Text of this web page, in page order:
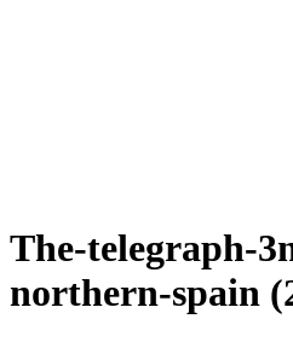
The-telegraph-
northern-spain